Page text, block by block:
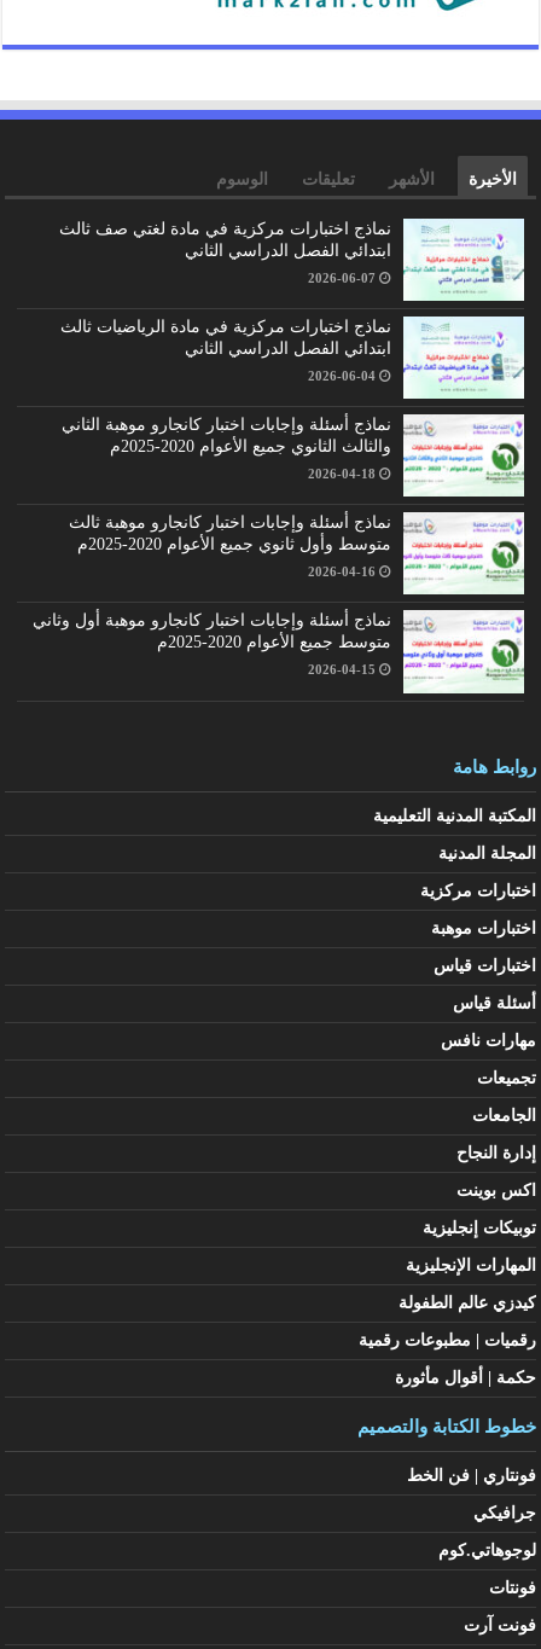
الأخيرة الأشهر تعليقات الوسوم
نماذج اختبارات مركزية في مادة لغتي صف ثالث
ابتدائي الفصل الدراسي الثاني
2026-06-07
نماذج اختبارات مركزية في مادة الرياضيات ثالث
ابتدائي الفصل الدراسي الثاني
2026-06-04
نماذج أسئلة وإجابات اختبار كانجارو موهبة الثاني
والثالث الثانوي جميع الأعوام 2020-2025م
2026-04-18
نماذج أسئلة وإجابات اختبار كانجارو موهبة ثالث
متوسط وأول ثانوي جميع الأعوام 2020-2025م
2026-04-16
نماذج أسئلة وإجابات اختبار كانجارو موهبة أول وثاني
متوسط جميع الأعوام 2020-2025م
2026-04-15
روابط هامة
المكتبة المدنية التعليمية
المجلة المدنية
اختبارات مركزية
اختبارات موهبة
اختبارات قياس
أسئلة قياس
مهارات نافس
تجميعات
الجامعات
إدارة النجاح
اكس بوينت
توبيكات إنجليزية
المهارات الإنجليزية
كيدزي عالم الطفولة
رقميات | مطبوعات رقمية
حكمة | أقوال مأثورة
خطوط الكتابة والتصميم
فونتاري | فن الخط
جرافيكي
لوجوهاتي.كوم
فونتات
فونت آرت